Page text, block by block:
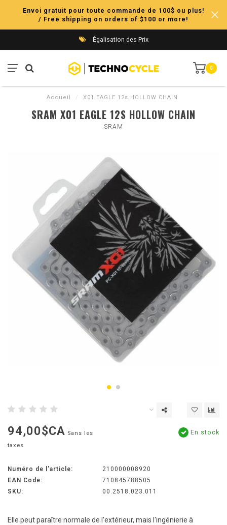
Envoi gratuit pour toute commande de 100$ ou plus!
/ Free shipping on orders of $100 or more!
Égalisation des Prix
0
Accueil / X01 EAGLE 12s HOLLOW CHAIN
SRAM X01 EAGLE 12S HOLLOW CHAIN
SRAM
94,00$CA Sans les
taxes
En stock
Numéro de l'article:
210000008920
EAN Code:
710845788505
SKU:
00.2518.023.011
Elle peut paraître normale de l'extérieur, mais l'ingénierie à